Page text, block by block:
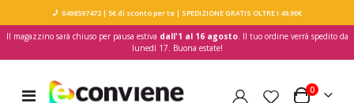
0498597472| 5€ di sconto per te| SPEDIZIONE GRATIS OLTRE I 49,90€
Il magazzino sarà chiuso per pausa estiva dall'1 al 16 agosto. Il tuo ordine verrà spedito da
lunedì 17. Buona estate!
Toggle
0elementi